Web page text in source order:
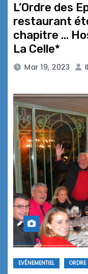
L’Ordre des
restaurant
chapitre …
La Celle*
Mar 19, 2023
EVÉNEMENTIEL ORDRE